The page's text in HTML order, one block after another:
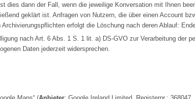
dies dann der Fall, wenn die jeweilige Konversation mit Ihnen
geklärt ist. Anfragen von Nutzern, die über einen Account
erfolgt die Löschung nach deren Ablauf:
nach Art. 6 Abs. 1 S. 1 lit. a) DS-GVO zur Verarbeitung der
Daten jederzeit widersprechen.